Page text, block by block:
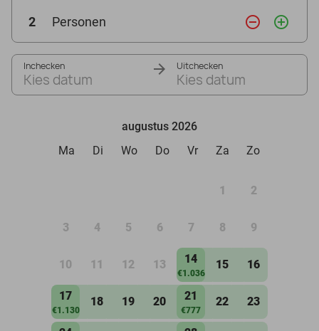
2 Personen remove_circle_outline add_circle_outline
Inchecken
Kies datum
Uitchecken
Kies datum
augustus 2026
Ma
Di Wo Do Vr Za Zo
1 2
3 4 5 6 7 8 9
10 11 12 13 14
€1.036
15 16
17
€1.130
18 19 20 21
€777
22 23